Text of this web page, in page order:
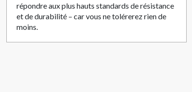
répondre aux plus hauts standards de résistance
et de durabilité – car vous ne tolérerez rien de
moins.